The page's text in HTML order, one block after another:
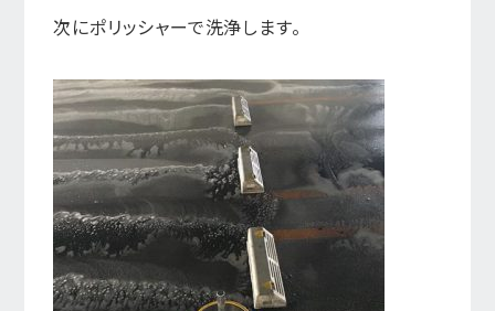
次にポリッシャーで洗浄します。